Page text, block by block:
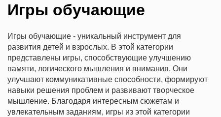
Игры обучающие
Игры обучающие - уникальный инструмент для
развития детей и взрослых. В этой категории
представлены игры, способствующие улучшению
памяти, логического мышления и внимания. Они
улучшают коммуникативные способности, формируют
навыки решения проблем и развивают творческое
мышление. Благодаря интересным сюжетам и
увлекательным заданиям, игры из этой категории